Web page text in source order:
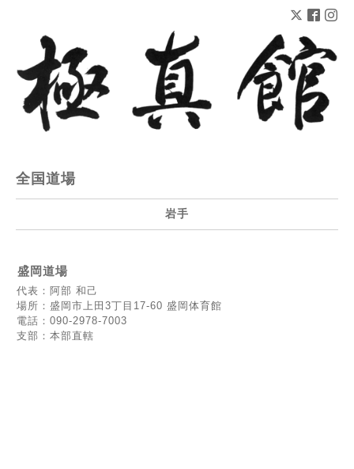
全国道場
岩手
盛岡道場
代表：阿部 和己
場所：盛岡市上田3丁目17-60 盛岡体育館
電話：090-2978-7003
支部：本部直轄